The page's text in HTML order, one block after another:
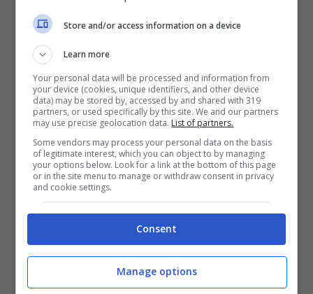
originale. Come per la versione dedicata a
Super Mario, anche questa può essere
utilizzata come sveglia digitale oppure come
timer.
Se volete acquistarla, o se volete portarvi a
casa l’edizione celebrativa dedicata a Super
Mario, dovete muovervi però: si tratta infatti di
edizioni limitate
produzione continua. Al momento, quella
dedicata Super Mario èancora disponibile su
Amazon. Sul sito, potete anche decidere di
acquistare il Bundle con la custodia ispirata ai
Store and/or access information on a device
Learn more
Your personal data will be processed and information from
your device (cookies, unique identifiers, and other device
data) may be stored by, accessed by and shared with 319
partners, or used specifically by this site. We and our partners
may use precise geolocation data. List of partners.
Some vendors may process your personal data on the basis
of legitimate interest, which you can object to by managing
your options below. Look for a link at the bottom of this page
or in the site menu to manage or withdraw consent in privacy
and cookie settings.
Consent
Manage options